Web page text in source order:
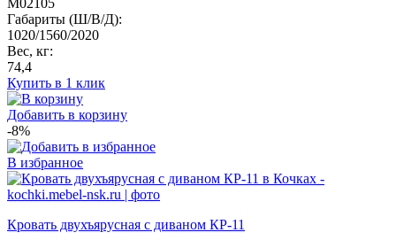
Габариты (Ш/В/Д):
1020/1560/2020
Вес, кг:
74,4
Купить в 1 клик
Добавить в корзину
-8%
В избранное
Кровать двухъярусная с диваном КР-11